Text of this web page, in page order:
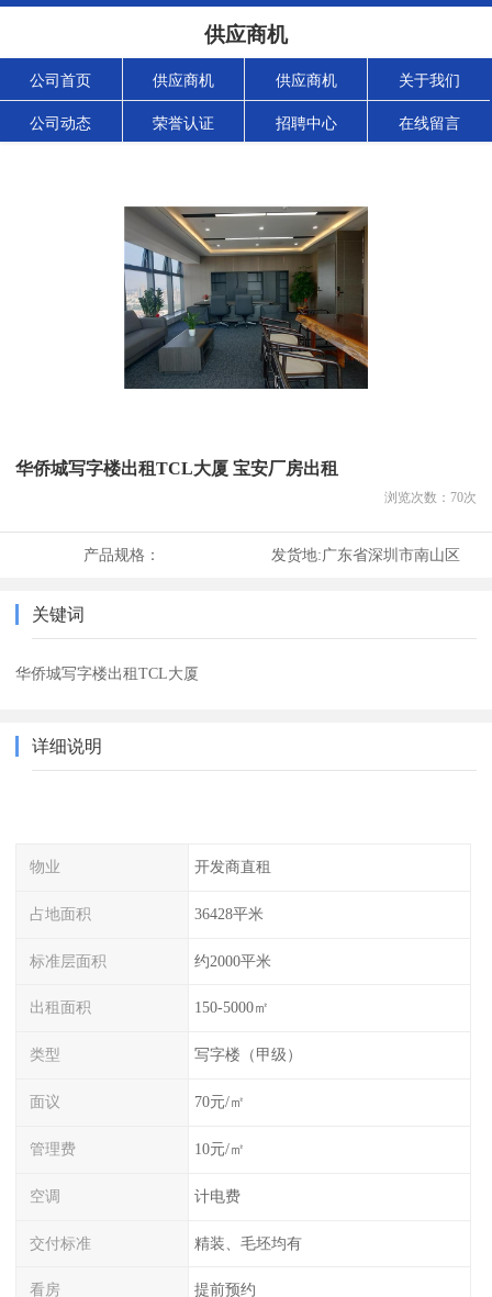
供应商机
公司首页 供应商机 供应商机 关于我们
公司动态 荣誉认证 招聘中心 在线留言
华侨城写字楼出租TCL大厦 宝安厂房出租
浏览次数： 70次
产品规格： 发货地:广东省深圳市南山区
关键词
华侨城写字楼出租TCL大厦
详细说明
物业 开发商直租
占地面积 36428平米
标准层面积 约2000平米
出租面积 150-5000㎡
类型 写字楼（甲级）
面议 70元/㎡
管理费 10元/㎡
空调 计电费
交付标准 精装、毛坯均有
看房 提前预约